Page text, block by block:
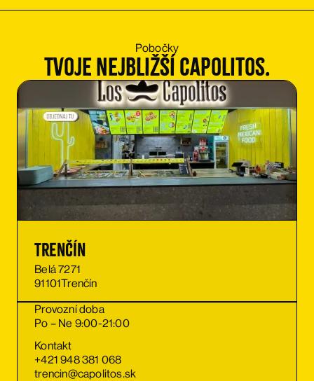
Pobočky
Tvoje nejbližší Capolitos.
Trenčín
Belá 7271
91101Trenčín
Provozní doba
Po – Ne 9:00-21:00
Kontakt
+421 948 381 068
trencin@capolitos.sk